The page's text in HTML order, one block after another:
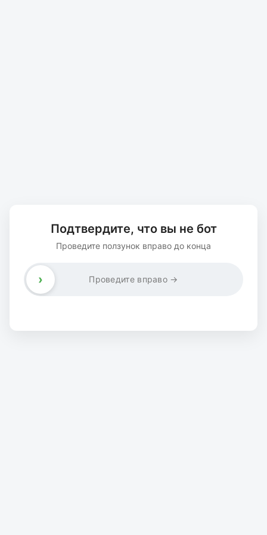
Подтвердите, что вы не бот
Проведите ползунок вправо до конца
Проведите вправо →
›